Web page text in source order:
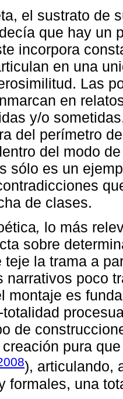
el sustrato de
que hay un
incorpora
en una
Las
en
y/o
del perímetro
del modo
sólo es un
de clases.
, lo más
sobre
teje la trama a
narrativos poco
montaje es
totalidad
de
pura
), articulando,
formales, una